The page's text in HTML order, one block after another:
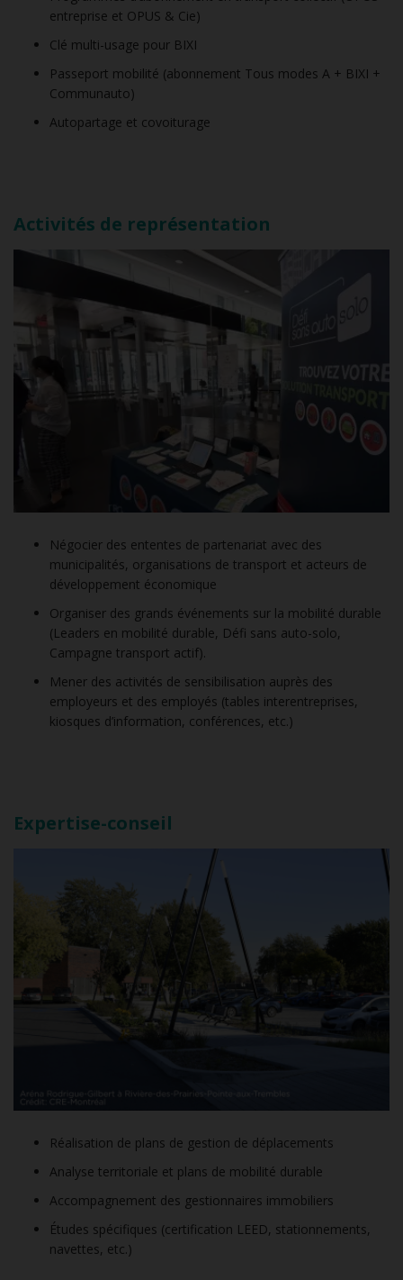
entreprise et OPUS & Cie)
Clé multi-usage pour BIXI
Passeport mobilité (abonnement Tous modes A + BIXI +
Communauto)
Autopartage et covoiturage
Activités de représentation
Négocier des ententes de partenariat avec des
municipalités, organisations de transport et acteurs de
développement économique
Organiser des grands événements sur la mobilité durable
(Leaders en mobilité durable, Défi sans auto-solo,
Campagne transport actif).
Mener des activités de sensibilisation auprès des
employeurs et des employés (tables interentreprises,
kiosques d’information, conférences, etc.)
Expertise-conseil
Réalisation de plans de gestion de déplacements
Analyse territoriale et plans de mobilité durable
Accompagnement des gestionnaires immobiliers
Études spécifiques (certification LEED, stationnements,
navettes, etc.)